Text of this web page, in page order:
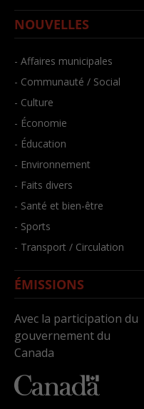
NOUVELLES
- Affaires municipales
- Communauté / Social
- Culture
- Économie
- Éducation
- Environnement
- Faits divers
- Santé et bien-être
- Sports
- Transport / Circulation
ÉMISSIONS
Avec la participation du
gouvernement du
Canada